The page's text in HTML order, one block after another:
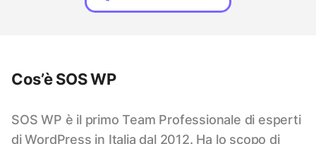
Cos’è SOS WP
SOS WP è il primo Team Professionale di esperti
di WordPress in Italia dal 2012. Ha lo scopo di